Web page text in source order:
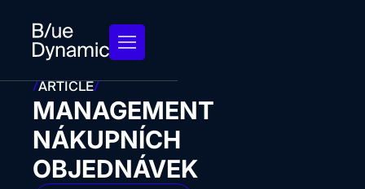
/ARTICLE/
MANAGEMENT
NÁKUPNÍCH
OBJEDNÁVEK